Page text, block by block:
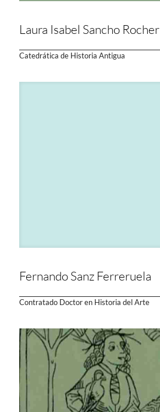
Laura Isabel Sancho Rocher
Catedrática de Historia Antigua
Fernando Sanz Ferreruela
Contratado Doctor en Historia del Arte